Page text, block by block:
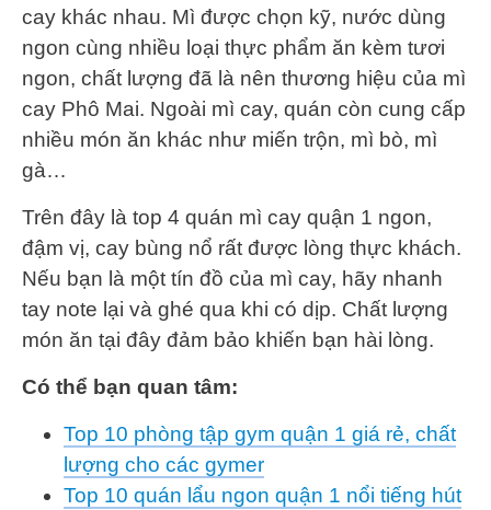
cay khác nhau. Mì được chọn kỹ, nước dùng
ngon cùng nhiều loại thực phẩm ăn kèm tươi
ngon, chất lượng đã là nên thương hiệu của mì
cay Phô Mai. Ngoài mì cay, quán còn cung cấp
nhiều món ăn khác như miến trộn, mì bò, mì
gà…
Trên đây là top 4 quán mì cay quận 1 ngon,
đậm vị, cay bùng nổ rất được lòng thực khách.
Nếu bạn là một tín đồ của mì cay, hãy nhanh
tay note lại và ghé qua khi có dịp. Chất lượng
món ăn tại đây đảm bảo khiến bạn hài lòng.
Có thể bạn quan tâm:
Top 10 phòng tập gym quận 1 giá rẻ, chất
lượng cho các gymer
Top 10 quán lẩu ngon quận 1 nổi tiếng hút